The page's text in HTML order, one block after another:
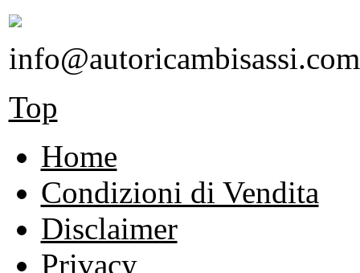
info@autoricambisassi.com
Top
Home
Condizioni di Vendita
Disclaimer
Privacy